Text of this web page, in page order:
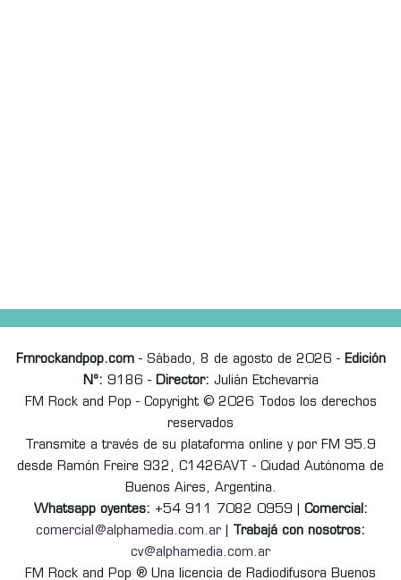
Fmrockandpop.com- Sábado, 8 de agosto de 2026 - Edición
Nº: 9186 - Director: Julián Etchevarria
FM Rock and Pop - Copyright © 2026 Todos los derechos
reservados
Transmite a través de su plataforma online y por FM 95.9
desde Ramón Freire 932, C1426AVT - Ciudad Autónoma de
Buenos Aires, Argentina.
Whatsapp oyentes: +54 911 7082 0959 | Comercial:
comercial@alphamedia.com.ar
Trabajá con nosotros:
cv@alphamedia.com.ar
FM Rock and Pop ® Una licencia de Radiodifusora Buenos